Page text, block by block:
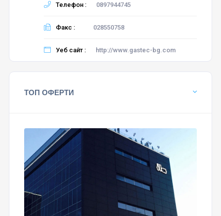
Телефон : 0897944745
Факс : 028550758
Уеб сайт : http://www.gastec-bg.com
ТОП ОФЕРТИ